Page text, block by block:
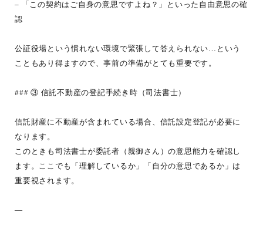
– 「この契約はご自身の意思ですよね？」といった自由意思の確
認
公証役場という慣れない環境で緊張して答えられない…という
こともあり得ますので、事前の準備がとても重要です。
### ③ 信託不動産の登記手続き時（司法書士）
信託財産に不動産が含まれている場合、信託設定登記が必要に
なります。
このときも司法書士が委託者（親御さん）の意思能力を確認し
ます。ここでも「理解しているか」「自分の意思であるか」は
重要視されます。
—